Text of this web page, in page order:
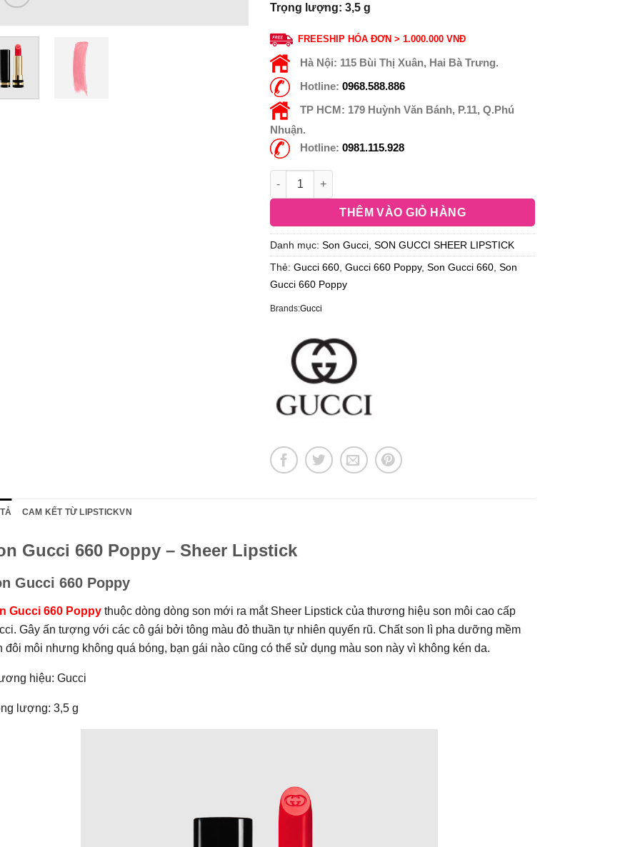
Trọng lượng: 3,5 g
FREESHIP HÓA ĐƠN > 1.000.000 VNĐ
Hà Nội: 115 Bùi Thị Xuân, Hai Bà Trưng.
Hotline:0968.588.886
TP HCM: 179 Huỳnh Văn Bánh, P.11, Q.Phú
Nhuận.
Hotline:0981.115.928
THÊM VÀO GIỎ HÀNG
Danh mục:Son Gucci ,SON GUCCI SHEER LIPSTICK
Thẻ:Gucci 660 ,Gucci 660 Poppy,Son Gucci 660 ,Son
Gucci 660 Poppy
Brands:Gucci
CAM KẾT TỪ LIPSTICKVN
Gucci 660 Poppy – Sheer Lipstick
Gucci 660 Poppy
Gucci 660 Poppythuộc dòng dòng son mới ra mắt Sheer Lipstick của thương hiệu son môi cao cấp
Gây ấn tượng với các cô gái bởi tông màu đỏ thuần tự nhiên quyến rũ. Chất son lì pha dưỡng mềm
đôi môi nhưng không quá bóng, bạn gái nào cũng có thể sử dụng màu son này vì không kén da.
hiệu: Gucci
lượng: 3,5 g